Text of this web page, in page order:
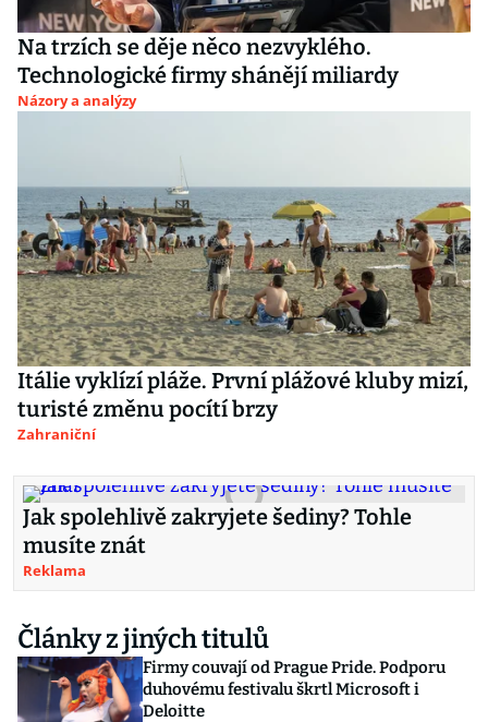
Na trzích se děje něco nezvyklého.
Technologické firmy shánějí miliardy
Názory a analýzy
Itálie vyklízí pláže. První plážové kluby mizí,
turisté změnu pocítí brzy
Zahraniční
Jak spolehlivě zakryjete šediny? Tohle
musíte znát
Reklama
Články z jiných titulů
Firmy couvají od Prague Pride. Podporu
duhovému festivalu škrtl Microsoft i
Deloitte